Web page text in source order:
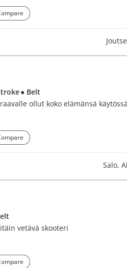
● Belt
ollut koko elämänsä
Salo,
vetävä skooteri